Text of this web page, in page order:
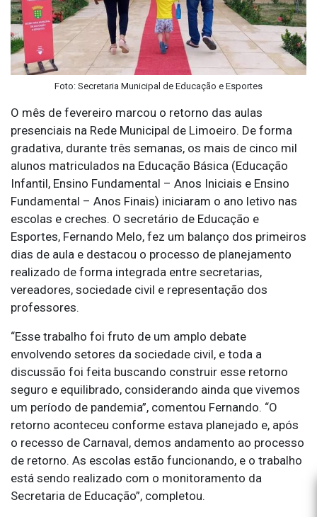
Foto: Secretaria Municipal de Educação e Esportes
O mês de fevereiro marcou o retorno das aulas
presenciais na Rede Municipal de Limoeiro. De forma
gradativa, durante três semanas, os mais de cinco mil
alunos matriculados na Educação Básica (Educação
Infantil, Ensino Fundamental – Anos Iniciais e Ensino
Fundamental – Anos Finais) iniciaram o ano letivo nas
escolas e creches. O secretário de Educação e
Esportes, Fernando Melo, fez um balanço dos primeiros
dias de aula e destacou o processo de planejamento
realizado de forma integrada entre secretarias,
vereadores, sociedade civil e representação dos
professores.
“Esse trabalho foi fruto de um amplo debate
envolvendo setores da sociedade civil, e toda a
discussão foi feita buscando construir esse retorno
seguro e equilibrado, considerando ainda que vivemos
um período de pandemia”, comentou Fernando. “O
retorno aconteceu conforme estava planejado e, após
o recesso de Carnaval, demos andamento ao processo
de retorno. As escolas estão funcionando, e o trabalho
está sendo realizado com o monitoramento da
Secretaria de Educação”, completou.